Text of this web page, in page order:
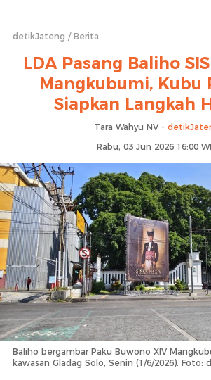
detikJateng Berita
LDA Pasang Baliho
Mangkubumi, Kubu
Siapkan Langkah
Tara Wahyu NV -
Rabu, 03 Jun 2026 16:00
Baliho bergambar Paku Buwono XIV
kawasan Gladag Solo, Senin (1/6/2026). Foto: